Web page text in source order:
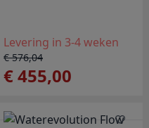
Levering in 3-4 weken
€ 576,04
€ 455,00